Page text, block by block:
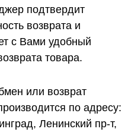
подтвердит
возврата и
с Вами удобный
товара.
или возврат
по адресу:
Ленинский пр-т,